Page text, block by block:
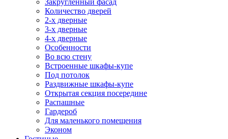
Закругленный фасад
Количество дверей
2-х дверные
3-х дверные
4-х дверные
Особенности
Во всю стену
Встроенные шкафы-купе
Под потолок
Раздвижные шкафы-купе
Открытая секция посередине
Распашные
Гардероб
Для маленького помещения
Эконом